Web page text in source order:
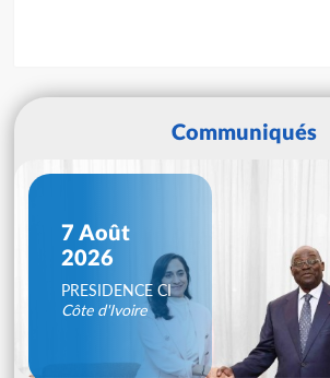
Communiqués
7 Août
2026
PRESIDENCE CI
Côte d'Ivoire